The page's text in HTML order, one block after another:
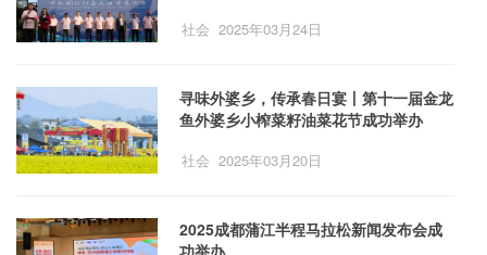
社会 2025年03月24日
寻味外婆乡，传承春日宴丨第十一届金龙
鱼外婆乡小榨菜籽油菜花节成功举办
社会 2025年03月20日
2025成都蒲江半程马拉松新闻发布会成
功举办